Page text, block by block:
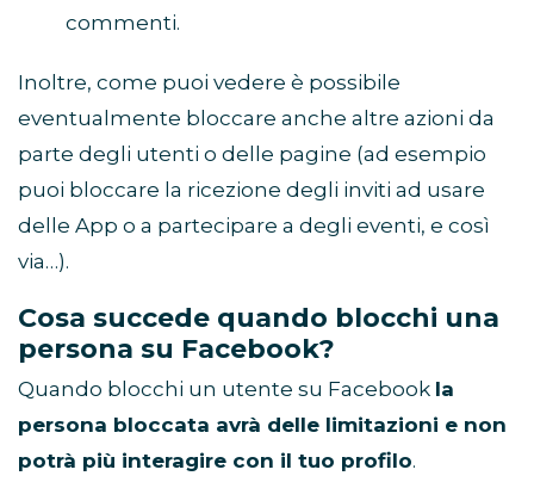
commenti.
Inoltre, come puoi vedere è possibile
eventualmente bloccare anche altre azioni da
parte degli utenti o delle pagine (ad esempio
puoi bloccare la ricezione degli inviti ad usare
delle App o a partecipare a degli eventi, e così
via…).
Cosa succede quando blocchi una
persona su Facebook?
Quando blocchi un utente su Facebook la
persona bloccata avrà delle limitazioni e non
potrà più interagire con il tuo profilo.